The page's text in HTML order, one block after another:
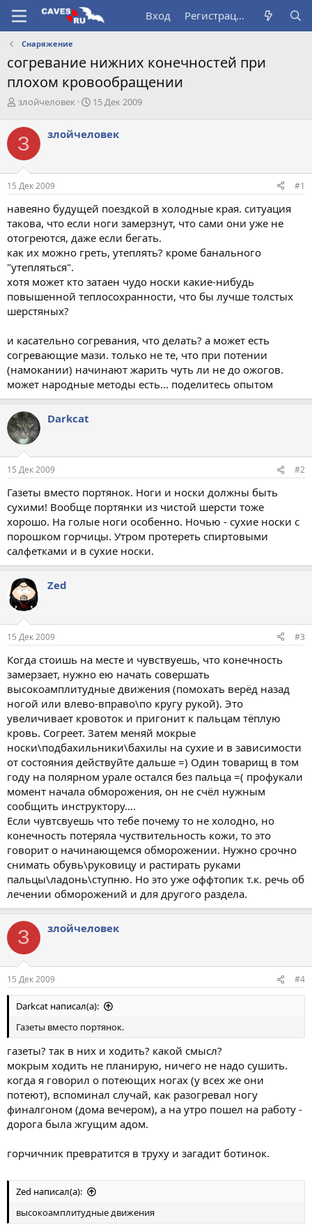
Вход Регистрация
Снаряжение
согревание нижних конечностей при
плохом кровообращении
А
т
о
р
т
е
м
злойчеловек
Д
а
ч
а
15 Дек 2009
З злойчеловек
15 Дек 2009 #1
навеяно будущей поездкой в холодные края. ситуация
такова, что если ноги замерзнут, что сами они уже не
отогреются, даже если бегать.
как их можно греть, утеплять? кроме банального
"утепляться".
хотя может кто затаен чудо носки какие-нибудь
повышенной теплосохранности, что бы лучше толстых
шерстяных?
и касательно согревания, что делать? а может есть
согревающие мази. только не те, что при потении
(намокании) начинают жарить чуть ли не до ожогов.
может народные методы есть... поделитесь опытом
Darkcat
15 Дек 2009 #2
Газеты вместо портянок. Ноги и носки должны быть
сухими! Вообще портянки из чистой шерсти тоже
хорошо. На голые ноги особенно. Ночью - сухие носки с
порошком горчицы. Утром протереть спиртовыми
салфетками и в сухие носки.
Zed
15 Дек 2009 #3
Когда стоишь на месте и чувствуешь, что конечность
замерзает, нужно ею начать совершать
высокоамплитудные движения (помохать верёд назад
ногой или влево-вправо\по кругу рукой). Это
увеличивает кровоток и пригонит к пальцам тёплую
кровь. Согреет. Затем меняй мокрые
носки\подбахильники\бахилы на сухие и в зависимости
от состояния действуйте дальше =) Один товарищ в том
году на полярном урале остался без пальца =( профукали
момент начала обморожения, он не счёл нужным
сообщить инструктору....
Если чувтсвуешь что тебе почему то не холодно, но
конечность потеряла чуствительность кожи, то это
говорит о начинающемся обморожении. Нужно срочно
снимать обувь\руковицу и растирать руками
пальцы\ладонь\ступню. Но это уже оффтопик т.к. речь об
лечении обморожений и для другого раздела.
З злойчеловек
15 Дек 2009 #4
Darkcat написал(а):
Газеты вместо портянок.
газеты? так в них и ходить? какой смысл?
мокрым ходить не планирую, ничего не надо сушить.
когда я говорил о потеющих ногах (у всех же они
потеют), вспоминал случай, как разогревал ногу
финалгоном (дома вечером), а на утро пошел на работу -
дорога была жгущим адом.
горчичник превратится в труху и загадит ботинок.
Zed написал(а):
высокоамплитудные движения